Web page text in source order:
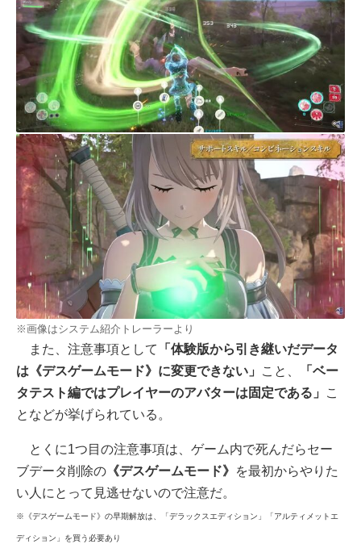
※画像はシステム紹介トレーラーより
また、注意事項として
「体験版から引き継いだデータ
は《デスゲームモード》に変更できない」
こと、
「ベー
タテスト編ではプレイヤーのアバターは固定である」
こ
となどが挙げられている。
とくに1つ目の注意事項は、ゲーム内で死んだらセー
ブデータ削除の 《デスゲームモード》 を最初からやりた
い人にとって見逃せないので注意だ。
※《デスゲームモード》の早期解放は、「デラックスエディション」「アルティメットエ
ディション」を買う必要あり